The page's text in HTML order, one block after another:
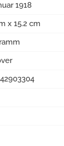
1918
x 15.2 cm